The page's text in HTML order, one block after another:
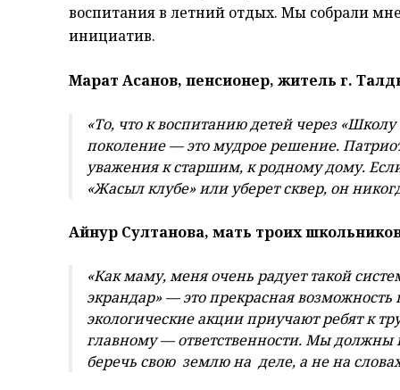
воспитания в летний отдых. Мы собрали
инициатив.
Марат Асанов, пенсионер, житель г.
«То, что к воспитанию детей через
поколение — это мудрое решение.
уважения к старшим, к родному дому.
«Жасыл клубе» или уберет сквер, он
Айнур Султанова, мать троих
«Как маму, меня очень радует такой
экрандар» — это прекрасная возможность
экологические акции приучают ребят к
главному — ответственности. Мы должны
беречь свою землю на деле, а не на